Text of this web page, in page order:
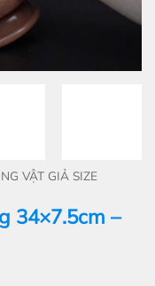
VẬT GIẢ SIZE
34×7.5cm –